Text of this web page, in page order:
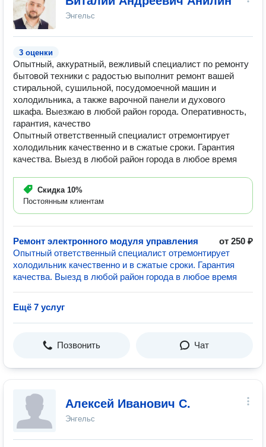
Энгельс
3 оценки
Опытный, аккуратный, вежливый специалист по ремонту
бытовой техники с радостью выполнит ремонт вашей
стиральной, сушильной, посудомоечной машин и
холодильника, а также варочной панели и духового
шкафа. Выезжаю в любой район города. Оперативность,
гарантия, качество
Опытный ответственный специалист отремонтирует
холодильник качественно и в сжатые сроки. Гарантия
качества. Выезд в любой район города в любое время
Скидка 10%
Постоянным клиентам
Ремонт электронного модуля управления
от 250 ₽
Опытный ответственный специалист отремонтирует
холодильник качественно и в сжатые сроки. Гарантия
качества. Выезд в любой район города в любое время
Ещё 7 услуг
Позвонить Чат
Алексей Иванович С.
Энгельс